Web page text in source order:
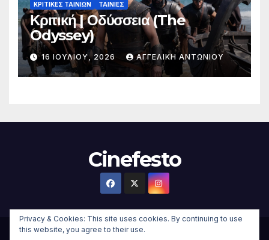
ΚΡΙΤΙΚΕΣ ΤΑΙΝΙΩΝ ΤΑΙΝΙΕΣ
Κριτική | Οδύσσεια (The
Odyssey)
16 ΙΟΥΛΊΟΥ, 2026 ΑΓΓΕΛΙΚΉ ΑΝΤΩΝΊΟΥ
Cinefesto
Privacy & Cookies: This site uses cookies. By continuing to use
this website, you agree to their use.